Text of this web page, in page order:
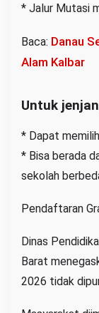
* Jalur Mutasi
Baca: Danau
Alam Kalbar
Untuk
* Dapat
* Bisa berada
sekolah
Pendaftaran
Dinas
Barat
2026 tidak